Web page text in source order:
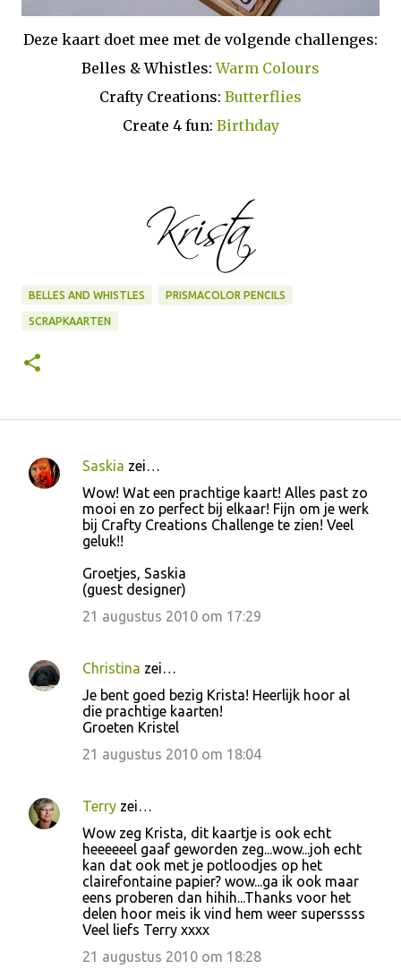
Deze kaart doet mee met de volgende challenges:
Belles & Whistles:Warm Colours
Crafty Creations: Butterflies
Create 4 fun: Birthday
BELLES AND WHISTLES PRISMACOLOR PENCILS
SCRAPKAARTEN
R
Saskia zei…
Wow! Wat een prachtige kaart! Alles past zo
mooi en zo perfect bij elkaar! Fijn om je werk
bij Crafty Creations Challenge te zien! Veel
geluk!!
Groetjes, Saskia
(guest designer)
21 augustus 2010 om 17:29
Christina zei…
Je bent goed bezig Krista! Heerlijk hoor al
die prachtige kaarten!
Groeten Kristel
21 augustus 2010 om 18:04
Terry zei…
Wow zeg Krista, dit kaartje is ook echt
heeeeeel gaaf geworden zeg...wow...joh echt
kan dat ook met je potloodjes op het
clairefontaine papier? wow...ga ik ook maar
eens proberen dan hihih...Thanks voor het
delen hoor meis ik vind hem weer superssss
Veel liefs Terry xxxx
21 augustus 2010 om 18:28